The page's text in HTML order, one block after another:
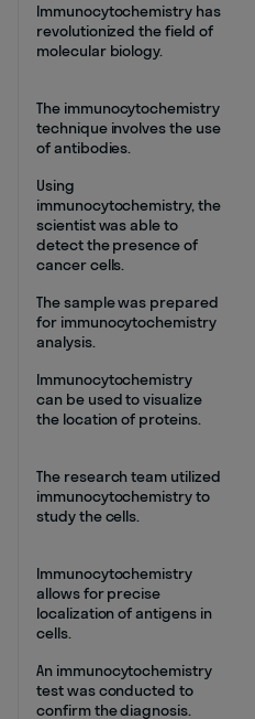
Immunocytochemistry has
revolutionized the field of
molecular biology.
The immunocytochemistry
technique involves the use
of antibodies.
Using
immunocytochemistry, the
scientist was able to
detect the presence of
cancer cells.
The sample was prepared
for immunocytochemistry
analysis.
Immunocytochemistry
can be used to visualize
the location of proteins.
The research team utilized
immunocytochemistry to
study the cells.
Immunocytochemistry
allows for precise
localization of antigens in
cells.
An immunocytochemistry
test was conducted to
confirm the diagnosis.